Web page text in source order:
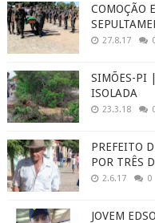
COMOÇÃO
27.8.17
SIMÕES-PI
ISOLADA
23.3.18
PREFEITO
POR TRÊS
2.6.17 0
JOVEM